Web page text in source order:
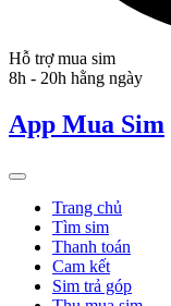
Hỗ trợ mua sim
8h - 20h hằng ngày
App Mua Sim
Trang chủ
Tìm sim
Thanh toán
Cam kết
Sim trả góp